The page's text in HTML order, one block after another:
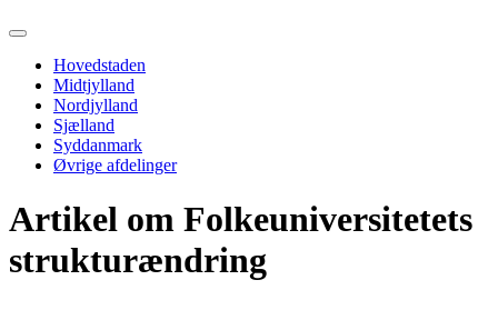
Primary
Hovedstaden
Midtjylland
Nordjylland
Sjælland
Syddanmark
Øvrige afdelinger
Artikel om Folkeuniversitetets
strukturændring